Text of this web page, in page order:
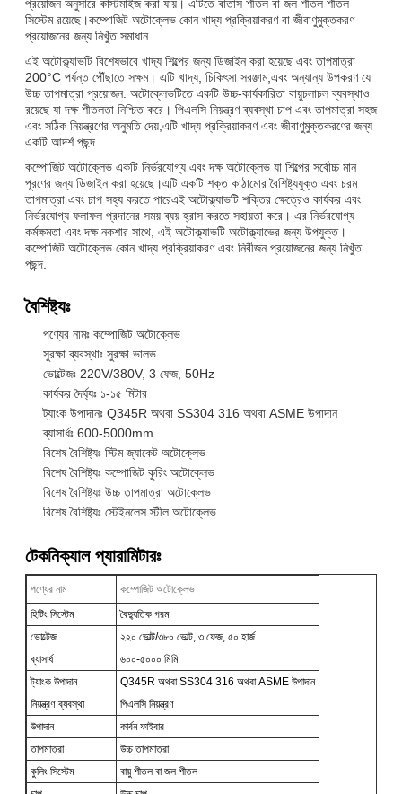
প্রয়োজন অনুসারে কাস্টমাইজ করা যায়। এটিতে বাতাস শীতল বা জল শীতল শীতল
সিস্টেম রয়েছে।কম্পোজিট অটোক্লেভ কোন খাদ্য প্রক্রিয়াকরণ বা জীবাণুমুক্তকরণ
প্রয়োজনের জন্য নিখুঁত সমাধান.
এই অটোক্ল্যাভটি বিশেষভাবে খাদ্য শিল্পের জন্য ডিজাইন করা হয়েছে এবং তাপমাত্রা
200°C পর্যন্ত পৌঁছাতে সক্ষম। এটি খাদ্য, চিকিৎসা সরঞ্জাম,এবং অন্যান্য উপকরণ যে
উচ্চ তাপমাত্রা প্রয়োজন. অটোক্লেভটিতে একটি উচ্চ-কার্যকারিতা বায়ুচলাচল ব্যবস্থাও
রয়েছে যা দক্ষ শীতলতা নিশ্চিত করে। পিএলসি নিয়ন্ত্রণ ব্যবস্থা চাপ এবং তাপমাত্রা সহজ
এবং সঠিক নিয়ন্ত্রণের অনুমতি দেয়,এটি খাদ্য প্রক্রিয়াকরণ এবং জীবাণুমুক্তকরণের জন্য
একটি আদর্শ পছন্দ.
কম্পোজিট অটোক্লেভ একটি নির্ভরযোগ্য এবং দক্ষ অটোক্লেভ যা শিল্পের সর্বোচ্চ মান
পূরণের জন্য ডিজাইন করা হয়েছে।এটি একটি শক্ত কাঠামোর বৈশিষ্ট্যযুক্ত এবং চরম
তাপমাত্রা এবং চাপ সহ্য করতে পারেএই অটোক্ল্যাভটি শক্তির ক্ষেত্রেও কার্যকর এবং
নির্ভরযোগ্য ফলাফল প্রদানের সময় ব্যয় হ্রাস করতে সহায়তা করে। এর নির্ভরযোগ্য
কর্মক্ষমতা এবং দক্ষ নকশার সাথে, এই অটোক্ল্যাভটি অটোক্ল্যাভের জন্য উপযুক্ত।
কম্পোজিট অটোক্লেভ কোন খাদ্য প্রক্রিয়াকরণ এবং নির্বীজন প্রয়োজনের জন্য নিখুঁত
পছন্দ.
বৈশিষ্ট্যঃ
পণ্যের নামঃ কম্পোজিট অটোক্লেভ
সুরক্ষা ব্যবস্থাঃ সুরক্ষা ভালভ
ভোল্টেজঃ 220V/380V, 3 ফেজ, 50Hz
কার্যকর দৈর্ঘ্যঃ ১-১৫ মিটার
ট্যাংক উপাদানঃ Q345R অথবা SS304 316 অথবা ASME উপাদান
ব্যাসার্ধঃ 600-5000mm
বিশেষ বৈশিষ্ট্যঃ স্টিম জ্যাকেট অটোক্লেভ
বিশেষ বৈশিষ্ট্যঃ কম্পোজিট কুরিং অটোক্লেভ
বিশেষ বৈশিষ্ট্যঃ উচ্চ তাপমাত্রা অটোক্লেভ
বিশেষ বৈশিষ্ট্যঃ স্টেইনলেস স্টীল অটোক্লেভ
টেকনিক্যাল প্যারামিটারঃ
পণ্যের নাম
কম্পোজিট অটোক্লেভ
হিটিং সিস্টেম
বৈদ্যুতিক গরম
ভোল্টেজ
২২০ ভোল্ট/৩৮০ ভোল্ট, ৩ ফেজ, ৫০ হার্জ
ব্যাসার্ধ
৬০০-৫০০০ মিমি
ট্যাংক উপাদান
Q345R অথবা SS304 316 অথবা ASME উপাদান
নিয়ন্ত্রণ ব্যবস্থা
পিএলসি নিয়ন্ত্রণ
উপাদান
কার্বন ফাইবার
তাপমাত্রা
উচ্চ তাপমাত্রা
কুলিং সিস্টেম
বায়ু শীতল বা জল শীতল